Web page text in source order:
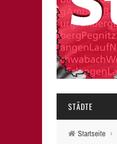
STÄDTE
Startseite ›